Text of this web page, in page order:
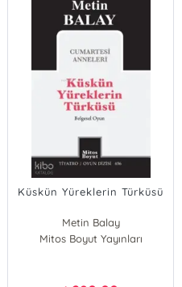
Küskün Yüreklerin Türküsü
Metin Balay
Mitos Boyut Yayınları